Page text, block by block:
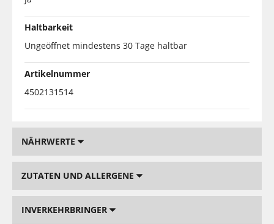
Haltbarkeit
Ungeöffnet mindestens 30 Tage haltbar
Artikelnummer
4502131514
NÄHRWERTE
ZUTATEN UND ALLERGENE
INVERKEHRBRINGER